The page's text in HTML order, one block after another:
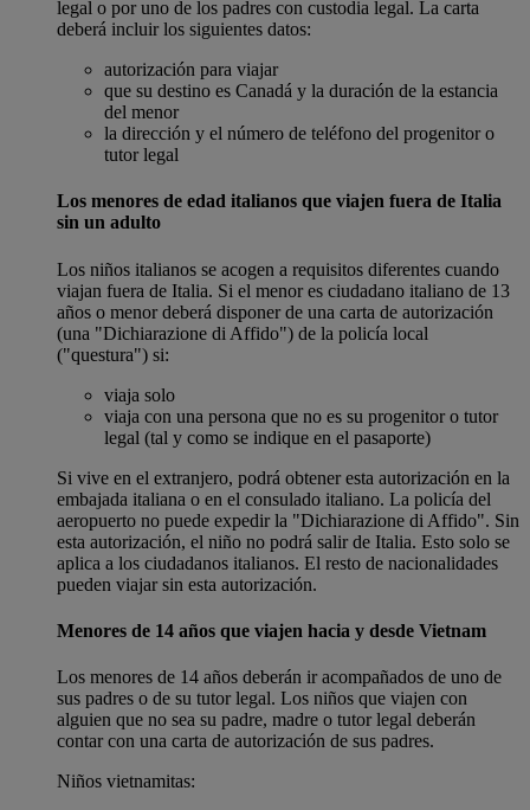
legal o por uno de los padres con custodia legal. La carta
deberá incluir los siguientes datos:
autorización para viajar
que su destino es Canadá y la duración de la estancia
del menor
la dirección y el número de teléfono del progenitor o
tutor legal
Los menores de edad italianos que viajen fuera de Italia
sin un adulto
Los niños italianos se acogen a requisitos diferentes cuando
viajan fuera de Italia. Si el menor es ciudadano italiano de 13
años o menor deberá disponer de una carta de autorización
(una "Dichiarazione di Affido") de la policía local
("questura") si:
viaja solo
viaja con una persona que no es su progenitor o tutor
legal (tal y como se indique en el pasaporte)
Si vive en el extranjero, podrá obtener esta autorización en la
embajada italiana o en el consulado italiano. La policía del
aeropuerto no puede expedir la "Dichiarazione di Affido". Sin
esta autorización, el niño no podrá salir de Italia. Esto solo se
aplica a los ciudadanos italianos. El resto de nacionalidades
pueden viajar sin esta autorización.
Menores de 14 años que viajen hacia y desde Vietnam
Los menores de 14 años deberán ir acompañados de uno de
sus padres o de su tutor legal. Los niños que viajen con
alguien que no sea su padre, madre o tutor legal deberán
contar con una carta de autorización de sus padres.
Niños vietnamitas: